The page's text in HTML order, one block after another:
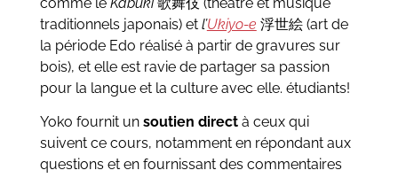
traditionnels japonais) et l’Ukiyo-e 浮世絵 (art de
la période Edo réalisé à partir de gravures sur
bois), et elle est ravie de partager sa passion
pour la langue et la culture avec elle. étudiants!
Yoko fournit un soutien directà ceux qui
suivent ce cours, notamment en répondant aux
questions et en fournissant des commentaires